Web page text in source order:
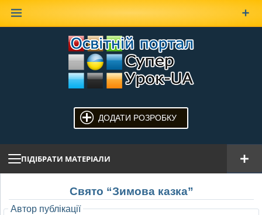
ДОДАТИ РОЗРОБКУ
ПІДІБРАТИ МАТЕРІАЛИ
Свято “Зимова казка”
Автор публікації